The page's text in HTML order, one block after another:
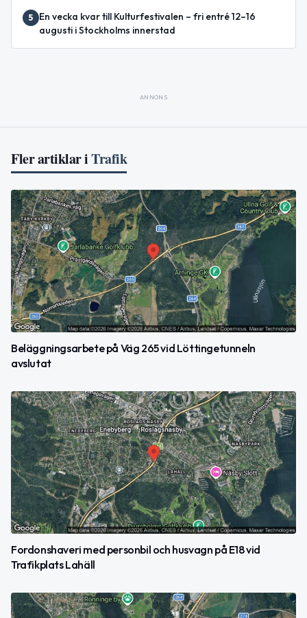
5
En vecka kvar till Kulturfestivalen – fri entré 12–16
augusti i Stockholms innerstad
ANNONS
Fler artiklar iTrafik
Beläggningsarbete på Väg 265 vid Löttingetunneln
avslutat
Fordonshaveri med personbil och husvagn på E18 vid
Trafikplats Lahäll